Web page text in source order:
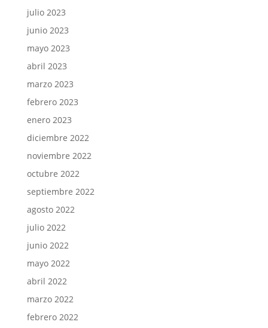
julio 2023
junio 2023
mayo 2023
abril 2023
marzo 2023
febrero 2023
enero 2023
diciembre 2022
noviembre 2022
octubre 2022
septiembre 2022
agosto 2022
julio 2022
junio 2022
mayo 2022
abril 2022
marzo 2022
febrero 2022